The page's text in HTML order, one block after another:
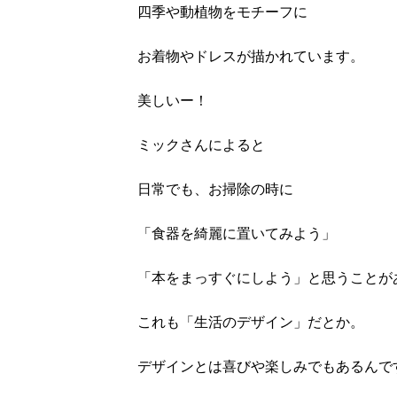
四季や動植物をモチーフに
お着物やドレスが描かれています。
美しいー！
ミックさんによると
日常でも、お掃除の時に
「食器を綺麗に置いてみよう」
「本をまっすぐにしよう」と思うことが
これも「生活のデザイン」だとか。
デザインとは喜びや楽しみでもあるんで